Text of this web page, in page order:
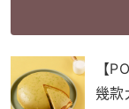
【
幾款